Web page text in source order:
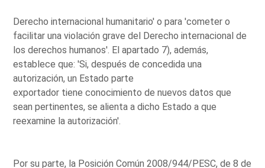
Derecho internacional humanitario' o para 'cometer o
facilitar una violación grave del Derecho internacional de
los derechos humanos'. El apartado 7), además,
establece que: 'Si, después de concedida una
autorización, un Estado parte
exportador tiene conocimiento de nuevos datos que
sean pertinentes, se alienta a dicho Estado a que
reexamine la autorización'.
Por su parte, la Posición Común 2008/944/PESC, de 8 de